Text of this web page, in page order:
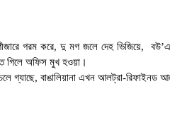
গরম করে, দু মগ জলে দেহ ভিজিয়ে, বউ’
গিলে অফিস মুখ হওয়া।
গ্যাছে, বাঙালিয়ানা এখন আলট্রা-রিফাইনড